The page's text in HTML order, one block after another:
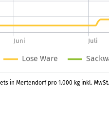
in Mertendorf pro 1.000 kg inkl.